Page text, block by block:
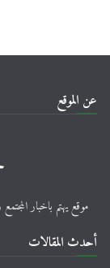
عن الموقع
موقع يهتم باخبار
أحدث المقالات